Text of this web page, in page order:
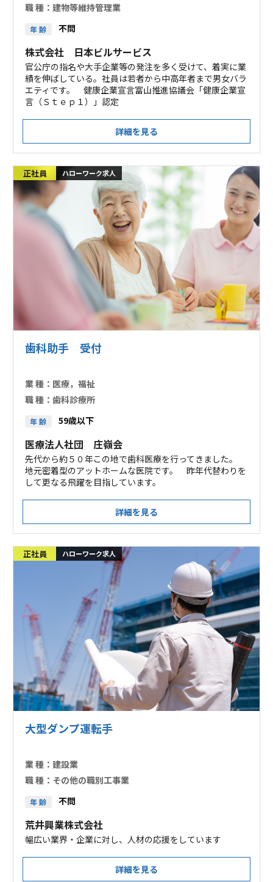
職 種： 建物等維持管理業
年 齢 不問
株式会社 日本ビルサービス
官公庁の指名や大手企業等の発注を多く受けて、着実に業
績を伸ばしている。社員は若者から中高年者まで男女バラ
エティです。 健康企業宣言富山推進協議会「健康企業宣
言（Ｓｔｅｐ１）」認定
詳細を見る
正社員 ハローワーク求人
歯科助手 受付
業 種： 医療，福祉
職 種： 歯科診療所
年 齢 59歳以下
医療法人社団 庄嶺会
先代から約５０年この地で歯科医療を行ってきました。
地元密着型のアットホームな医院です。 昨年代替わりを
して更なる飛躍を目指しています。
詳細を見る
正社員 ハローワーク求人
大型ダンプ運転手
業 種： 建設業
職 種： その他の職別工事業
年 齢 不問
荒井興業株式会社
幅広い業界・企業に対し、人材の応援をしています
詳細を見る